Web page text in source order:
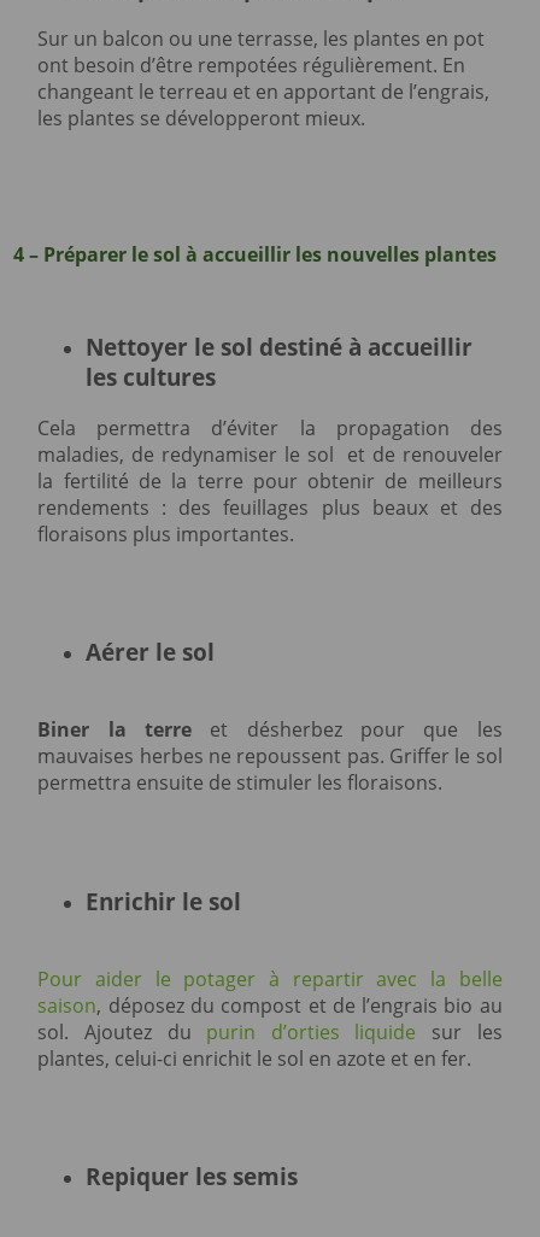
Sur un balcon ou une terrasse, les plantes en pot
ont besoin d’être rempotées régulièrement. En
changeant le terreau et en apportant de l’engrais,
les plantes se développeront mieux.
4 – Préparer le sol à accueillir les nouvelles plantes
Nettoyer le sol destiné à accueillir
les cultures
Cela permettra d’éviter la propagation des
maladies, de redynamiser le sol et de renouveler
la fertilité de la terre pour obtenir de meilleurs
rendements : des feuillages plus beaux et des
floraisons plus importantes.
Aérer le sol
Biner la terreet désherbez pour que les
mauvaises herbes ne repoussent pas. Griffer le sol
permettra ensuite de stimuler les floraisons.
Enrichir le sol
Pour aider le potager à repartir avec la belle
saison, déposez du compost et de l’engrais bio au
sol. Ajoutez du purin d’orties liquide sur les
plantes, celui-ci enrichit le sol en azote et en fer.
Repiquer les semis